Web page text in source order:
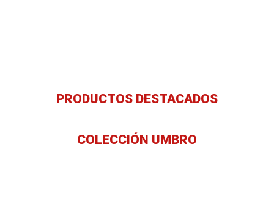
PRODUCTOS DESTACADOS
COLECCIÓN UMBRO